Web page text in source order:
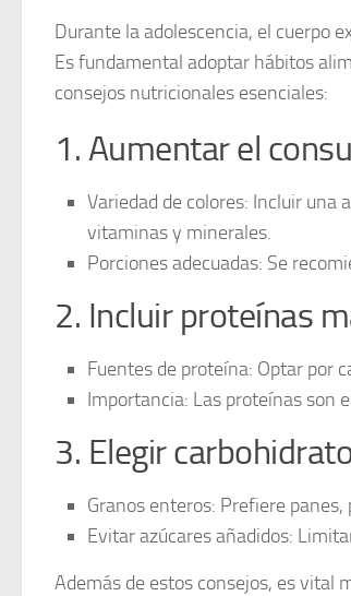
Durante la adolescencia, el cuerpo
Es fundamental adoptar hábitos
consejos nutricionales esenciales:
1. Aumentar el
Variedad de colores: Incluir una
vitaminas y minerales.
Porciones adecuadas: Se
2. Incluir proteínas
Fuentes de proteína: Optar por
Importancia: Las proteínas son
3. Elegir
Granos enteros: Prefiere panes,
Evitar azúcares añadidos:
Además de estos consejos, es vital